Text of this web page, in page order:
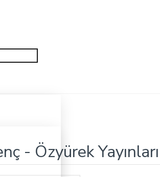
- Özyürek Yayınları